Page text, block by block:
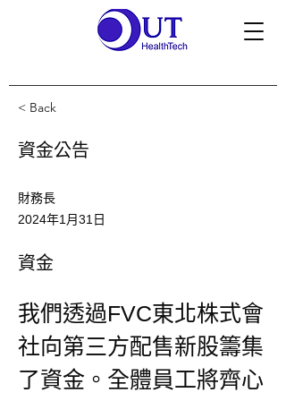
< Back
資金公告
財務長
2024年1月31日
資金
我們透過FVC東北株式會
社向第三方配售新股籌集
了資金。全體員工將齊心